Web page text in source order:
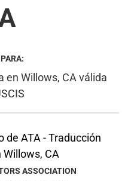
ASSOCIATION